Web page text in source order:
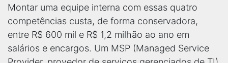
Montar uma equipe interna com essas quatro
competências custa, de forma conservadora,
entre R$ 600 mil e R$ 1,2 milhão ao ano em
salários e encargos. Um MSP (Managed Service